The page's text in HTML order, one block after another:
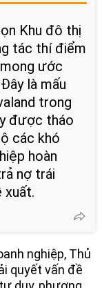
Khu đô thị
tác thí điểm
mong ước
là mấu
trong
được tháo
các khó
hoàn
nợ trái
xuất.
nghiệp, Thủ
quyết vấn đề